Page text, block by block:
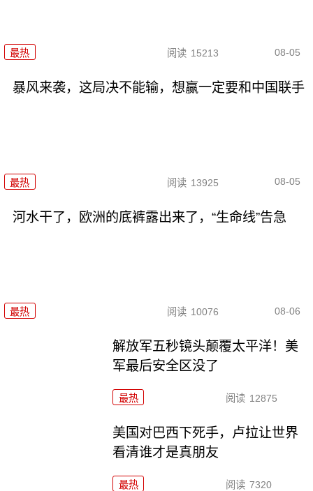
最热 阅读 15213 08-05
暴风来袭，这局决不能输，想赢一定要和中国联手
最热 阅读 13925 08-05
河水干了，欧洲的底裤露出来了，“生命线”告急
最热 阅读 10076 08-06
解放军五秒镜头颠覆太平洋！美
军最后安全区没了
最热 阅读 12875
美国对巴西下死手，卢拉让世界
看清谁才是真朋友
最热 阅读 7320